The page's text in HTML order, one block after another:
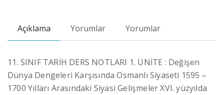
Açıklama Yorumlar Yorumlar
11. SINIF TARİH DERS NOTLARI 1. ÜNİTE : Değişen
Dünya Dengeleri Karşısında Osmanlı Siyaseti 1595 –
1700 Yılları Arasındaki Siyasi Gelişmeler XVI. yüzyılda